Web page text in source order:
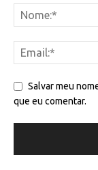
Salvar meu
que eu comentar.